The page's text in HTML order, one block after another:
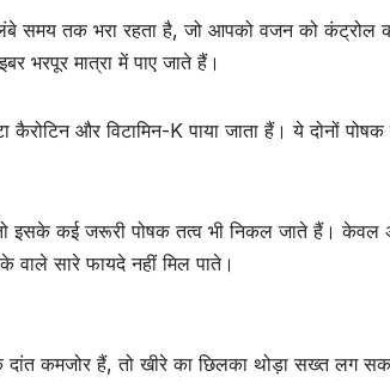
समय तक भरा रहता है, जो आपको वजन को कंट्रोल
भरपूर मात्रा में पाए जाते हैं।
कैरोटिन और विटामिन-K पाया जाता हैं। ये दोनों
इसके कई जरूरी पोषक तत्व भी निकल जाते हैं। केवल
वाले सारे फायदे नहीं मिल पाते।
दांत कमजोर हैं, तो खीरे का छिलका थोड़ा सख्त लग